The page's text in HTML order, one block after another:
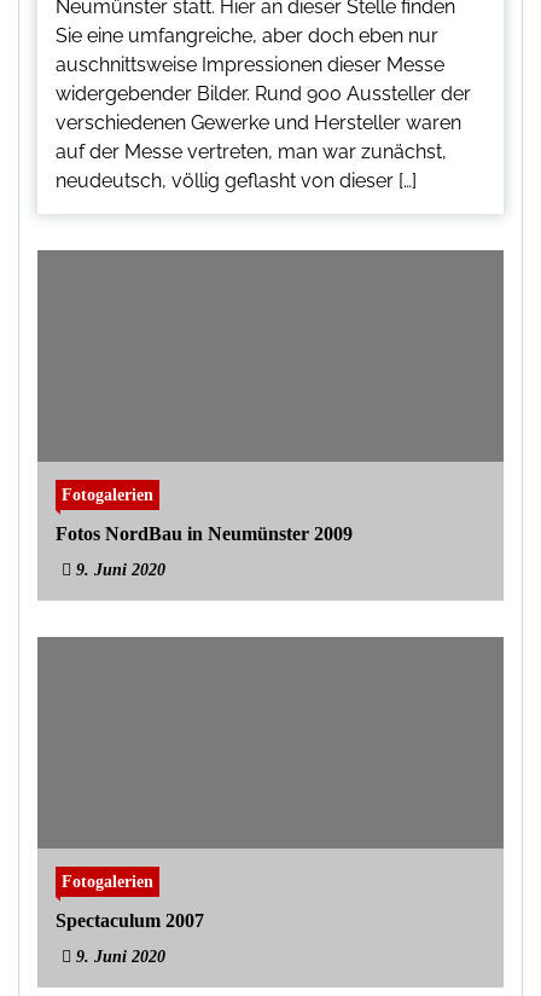
Neumünster statt. Hier an dieser Stelle finden
Sie eine umfangreiche, aber doch eben nur
auschnittsweise Impressionen dieser Messe
widergebender Bilder. Rund 900 Aussteller der
verschiedenen Gewerke und Hersteller waren
auf der Messe vertreten, man war zunächst,
neudeutsch, völlig geflasht von dieser […]
Fotogalerien
Fotos NordBau in Neumünster 2009
9. Juni 2020
Fotogalerien
Spectaculum 2007
9. Juni 2020